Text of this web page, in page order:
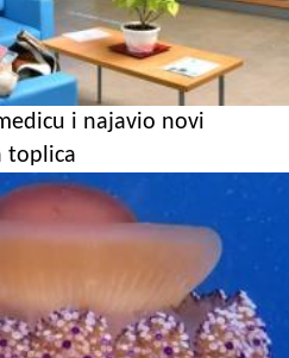
i najavio novi
toplica